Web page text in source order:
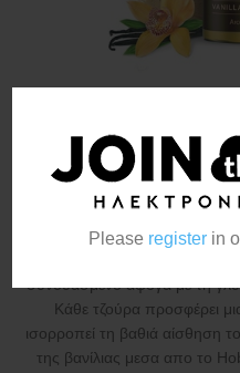
Please registerin
Scandal
24/
συνδυασμένο άψογα με τη
Κάθε τζούρα προσφέρει
ισορροπεί τη βαθιά αίσθηση
της βανίλιας μεσα απο το